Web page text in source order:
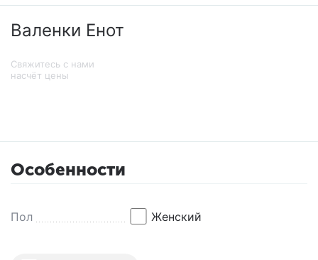
Валенки Енот
Свяжитесь с нами
насчёт цены
Особенности
Пол Женский